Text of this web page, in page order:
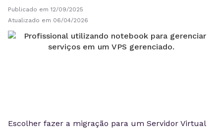
Publicado em 12/09/2025
Atualizado em 06/04/2026
Escolher fazer a migração para um Servidor Virtual